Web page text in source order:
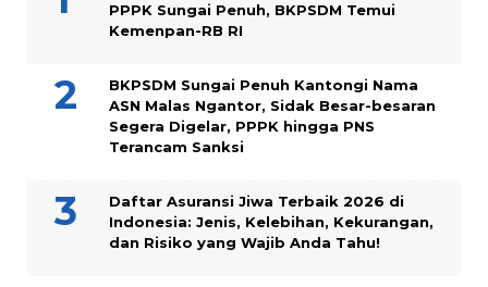
PPPK Sungai Penuh, BKPSDM Temui
Kemenpan-RB RI
BKPSDM Sungai Penuh Kantongi Nama
ASN Malas Ngantor, Sidak Besar-besaran
Segera Digelar, PPPK hingga PNS
Terancam Sanksi
Daftar Asuransi Jiwa Terbaik 2026 di
Indonesia: Jenis, Kelebihan, Kekurangan,
dan Risiko yang Wajib Anda Tahu!